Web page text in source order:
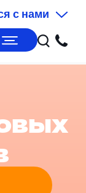
с нами